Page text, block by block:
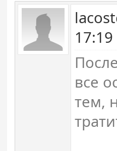
все
тем,